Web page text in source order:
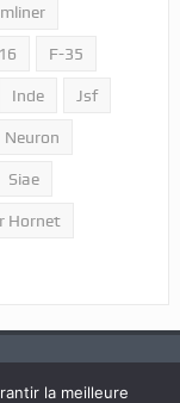
F-35
Inde Jsf
Neuron
Siae
Hornet
la meilleure